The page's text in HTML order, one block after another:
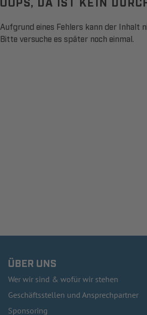
Aufgrund eines Fehlers kann der Inhalt
Bitte versuche es später noch einmal.
ÜBER UNS
Wer wir sind & wofür wir stehen
Geschäftsstellen und Ansprechpartner
Sponsoring